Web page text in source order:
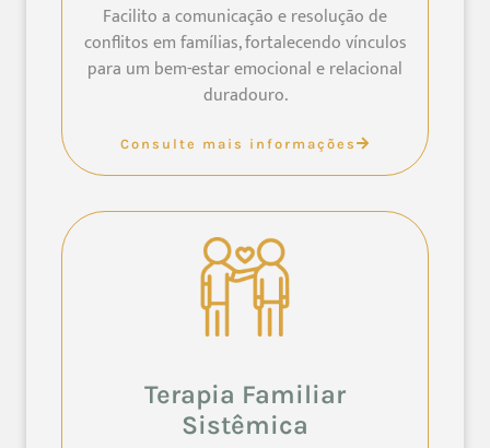
Facilito a comunicação e resolução de
conflitos em famílias, fortalecendo vínculos
para um bem-estar emocional e relacional
duradouro.
Consulte mais informações
Terapia Familiar
Sistêmica